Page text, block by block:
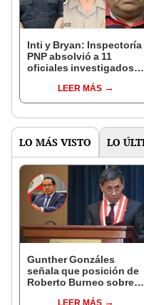
Inti y Bryan: Inspectoría
PNP absolvió a 11
oficiales investigados
LEER MÁS
LO MÁS VISTO LO
Gunther Gonzáles
señala que posición de
Roberto Burneo sobre
LEER MÁS